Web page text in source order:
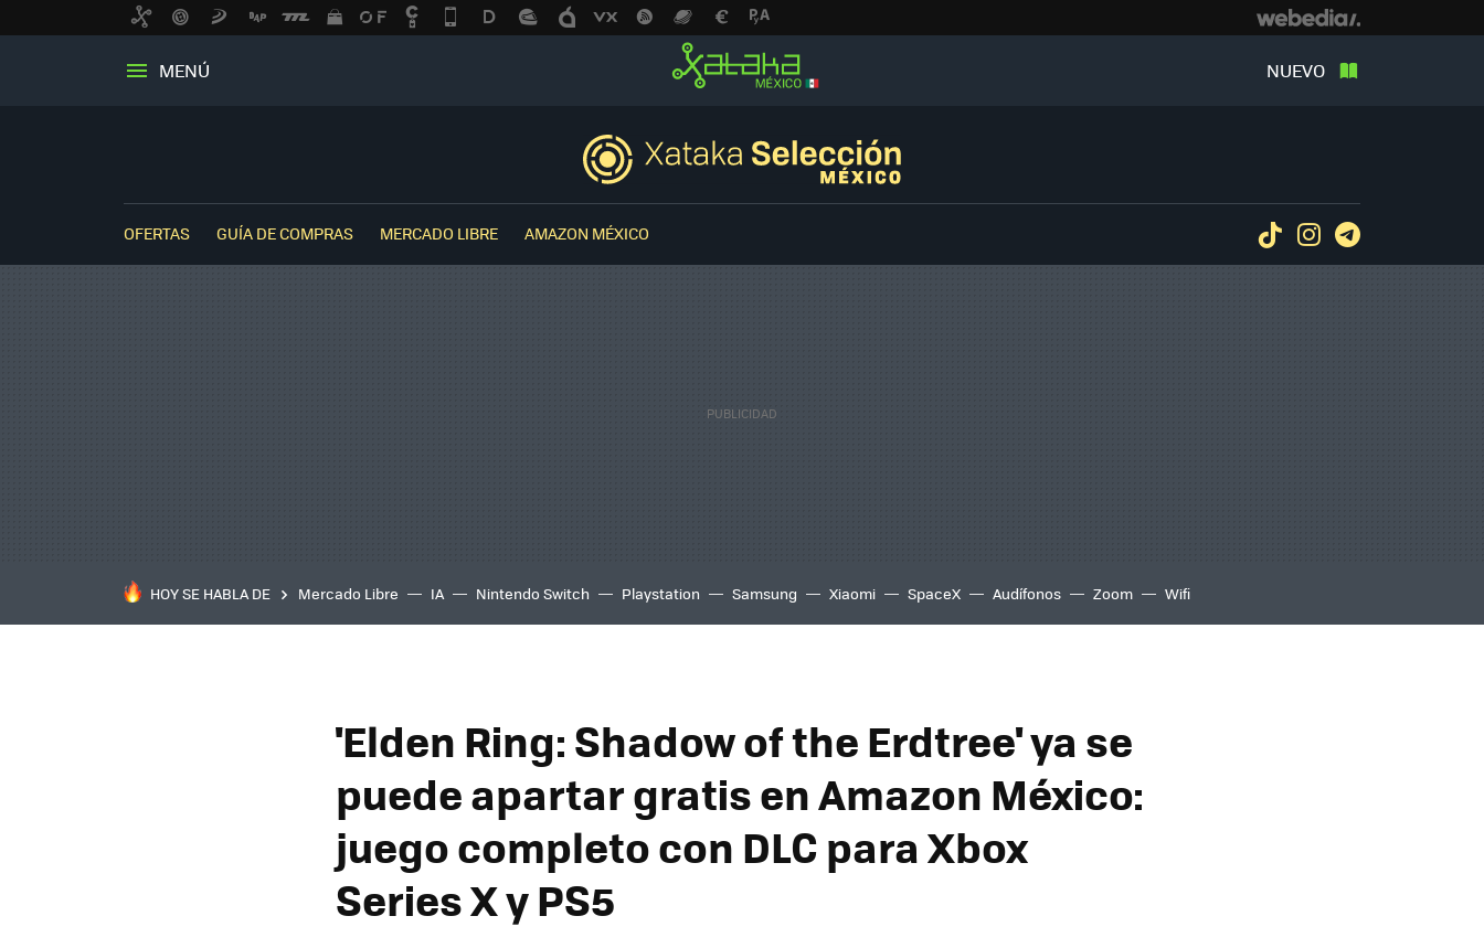
MENÚ NUEVO
OFERTAS GUÍA DE COMPRAS MERCADO LIBRE AMAZON MÉXICO TiktokInstagram
HOY SE HABLA DE Mercado Libre IA Nintendo Switch Playstation Samsung Xiaomi SpaceX Audífonos Zoom Wifi
'Elden Ring: Shadow of the Erdtree' ya se
puede apartar gratis en Amazon México:
juego completo con DLC para Xbox
Series X y PS5